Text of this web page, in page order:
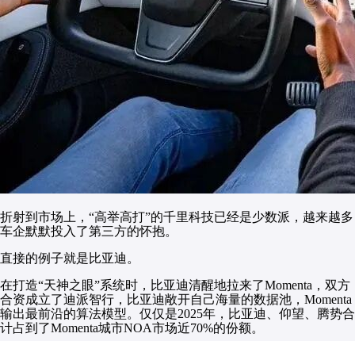
折射到市场上，“高举高打”的千里科技已经是少数派，越来越多
车企默默投入了第三方的怀抱。
直接的例子就是比亚迪。
在打造“天神之眼”系统时，比亚迪清醒地拉来了Momenta，双方
合资成立了迪派智行，比亚迪敞开自己海量的数据池，Momenta
输出最前沿的算法模型。仅仅是2025年，比亚迪、仰望、腾势合
计占到了Momenta城市NOA市场近70%的份额。